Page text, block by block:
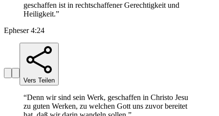
geschaffen ist in rechtschaffener Gerechtigkeit und
Heiligkeit.”
Epheser 4:24
Vers Teilen
“Denn wir sind sein Werk, geschaffen in Christo Jesu
zu guten Werken, zu welchen Gott uns zuvor bereitet